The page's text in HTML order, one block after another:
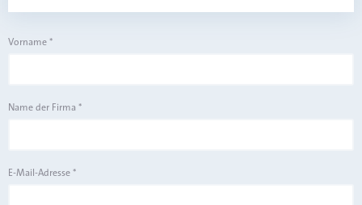
Vorname*
Name der Firma *
E-Mail-Adresse*